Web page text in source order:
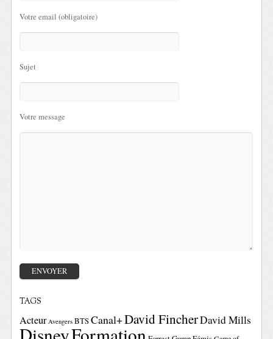
Votre email (obligatoire)
Sujet
Votre message
TAGS
Acteur Avengers BTSCanal+David FincherDavid Mills